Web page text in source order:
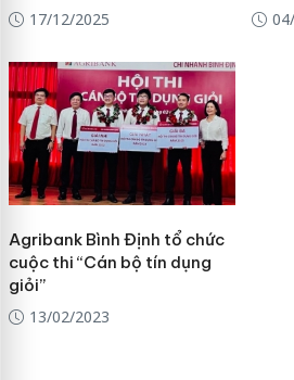
17/12/2025
Agribank Bình Định tổ chức
cuộc thi “Cán bộ tín dụng
giỏi”
13/02/2023